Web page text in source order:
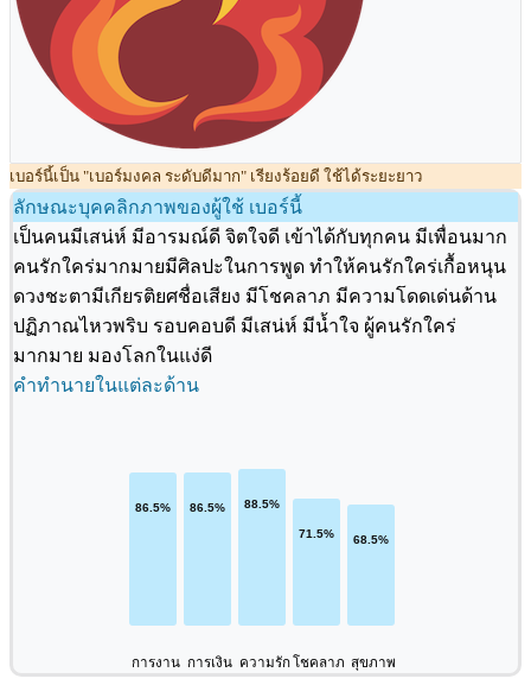
เบอร์นี้เป็น "เบอร์มงคล ระดับดีมาก" เรียงร้อยดี ใช้ได้ระยะยาว
ลักษณะบุคคลิกภาพของผู้ใช้ เบอร์นี้
เป็นคนมีเสน่ห์ มีอารมณ์ดี จิตใจดี เข้าได้กับทุกคน มีเพื่อนมาก
คนรักใคร่มากมายมีศิลปะในการพูด ทำให้คนรักใคร่เกื้อหนุน
ดวงชะตามีเกียรติยศชื่อเสียง มีโชคลาภ มีความโดดเด่นด้าน
ปฏิภาณไหวพริบ รอบคอบดี มีเสน่ห์ มีน้ำใจ ผู้คนรักใคร่
มากมาย มองโลกในแง่ดี
คำทำนายในแต่ละด้าน
การงาน การเงิน ความรักโชคลาภ สุขภาพ